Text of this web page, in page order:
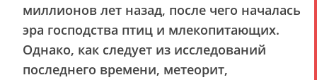
миллионов лет назад, после чего началась
эра господства птиц и млекопитающих.
Однако, как следует из исследований
последнего времени, метеорит,